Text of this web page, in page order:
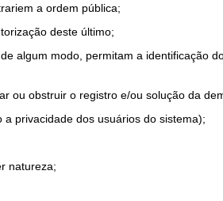
a ordem pública;
deste último;
algum modo, permitam a identificação
ou obstruir o registro e/ou solução da
privacidade dos usuários do sistema);
natureza;